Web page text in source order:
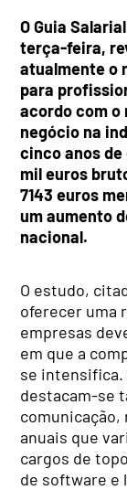
O Guia
terça-feira,
atualmente o
para
acordo com
negócio na
cinco anos
mil euros
7143 euros
um aumento
nacional.
O estudo,
oferecer uma
empresas
em que a
se intensifica.
destacam-se
anuais que
cargos de
de software e